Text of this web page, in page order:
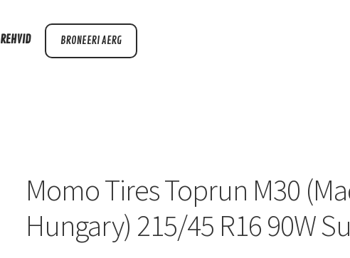
REHVID BRONEERI AERG
Momo Tires Toprun M30
Hungary) 215/45 R16 90W